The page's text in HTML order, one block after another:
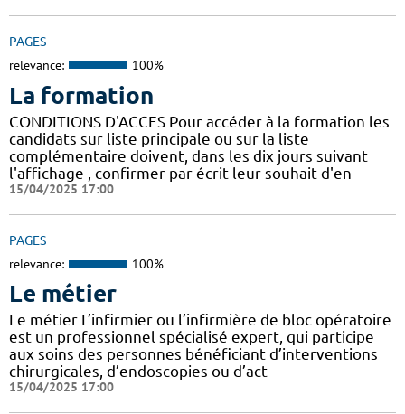
PAGES
relevance: 100%
La formation
CONDITIONS D'ACCES Pour accéder à la formation les
candidats sur liste principale ou sur la liste
complémentaire doivent, dans les dix jours suivant
l'affichage , confirmer par écrit leur souhait d'en
15/04/2025 17:00
PAGES
relevance: 100%
Le métier
Le métier L’infirmier ou l’infirmière de bloc opératoire
est un professionnel spécialisé expert, qui participe
aux soins des personnes bénéficiant d’interventions
chirurgicales, d’endoscopies ou d’act
15/04/2025 17:00